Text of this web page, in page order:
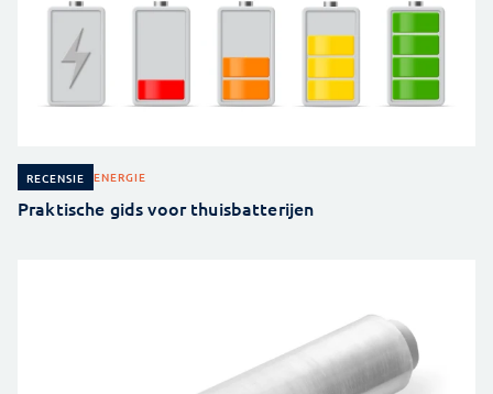
RECENSIE ENERGIE
Praktische gids voor thuisbatterijen